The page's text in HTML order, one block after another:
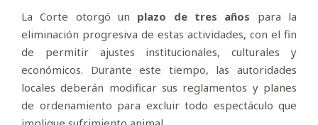
La Corte otorgó un plazo de tres años para la
eliminación progresiva de estas actividades, con el fin
de permitir ajustes institucionales, culturales y
económicos. Durante este tiempo, las autoridades
locales deberán modificar sus reglamentos y planes
de ordenamiento para excluir todo espectáculo que